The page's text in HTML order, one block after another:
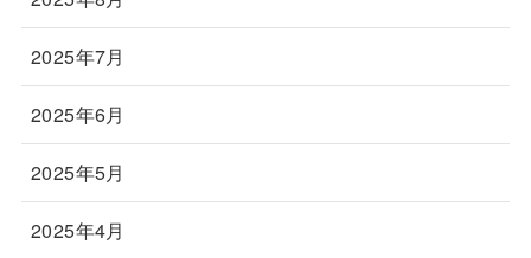
2025年7月
2025年6月
2025年5月
2025年4月